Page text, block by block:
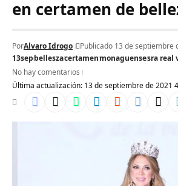
en certamen de
Última actualización: 13 de septiembre de 2021
PorAlvaro Idrogo
Publicado 13 de septiembre
13sepbelleszacertamenmonaguensesra real
No hay comentarios